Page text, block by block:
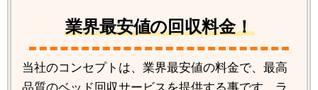
業界最安値の回収料金！
当社のコンセプトは、業界最安値の料金で、最高